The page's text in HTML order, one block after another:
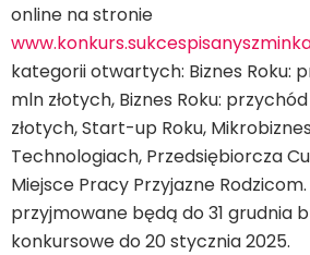
online na stronie
kategorii otwartych: Biznes Roku:
mln złotych, Biznes Roku:
złotych, Start-up Roku,
Technologiach, Przedsiębiorcza
Miejsce Pracy Przyjazne
przyjmowane będą do 31 grudnia
konkursowe do 20 stycznia 2025.